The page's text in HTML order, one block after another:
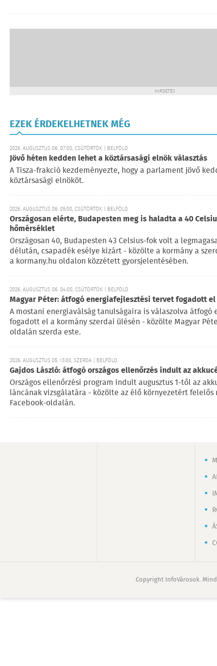
HIRDETÉS
EZEK ÉRDEKELHETNEK MÉG
2026. AUGUSZTUS 06. 07:00, CSÜTÖRTÖK | BELFÖLD
Jövő héten kedden lehet a köztársasági elnök választás
A Tisza-frakció kezdeményezte, hogy a parlament jövő
köztársasági elnököt.
2026. AUGUSZTUS 06. 05:00, CSÜTÖRTÖK | BELFÖLD
Országosan elérte, Budapesten meg is haladta a 40
hőmérséklet
Országosan 40, Budapesten 43 Celsius-fok volt a
délután, csapadék esélye kizárt - közölte a kormány a
a kormany.hu oldalon közzétett gyorsjelentésében.
2026. AUGUSZTUS 06. 04:00, CSÜTÖRTÖK | BELFÖLD
Magyar Péter: átfogó energiafejlesztési tervet fogadott
A mostani energiaválság tanulságaira is válaszolva
fogadott el a kormány szerdai ülésén - közölte Magyar
oldalán szerda este.
2026. AUGUSZTUS 05. 13:00, SZERDA | BELFÖLD
Gajdos László: átfogó országos ellenőrzés indult az
Országos ellenőrzési program indult augusztus 1-től az
láncának vizsgálatára - közölte az élő környezetért
Facebook-oldalán.
Copyright InfoVárosok.